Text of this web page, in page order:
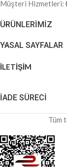
Müşteri Hizmetleri:
ÜRÜNLERIMIZ
YASAL SAYFALAR
İLETİŞİM
İADE SÜRECİ
Tüm